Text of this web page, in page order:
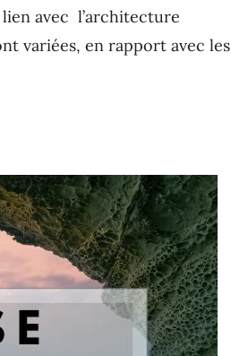
avec l’architecture
variées, en rapport avec les